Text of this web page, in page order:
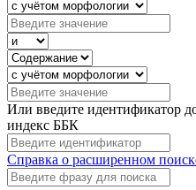
Или введите идентификатор
индекс ББК
Справка о расширенном